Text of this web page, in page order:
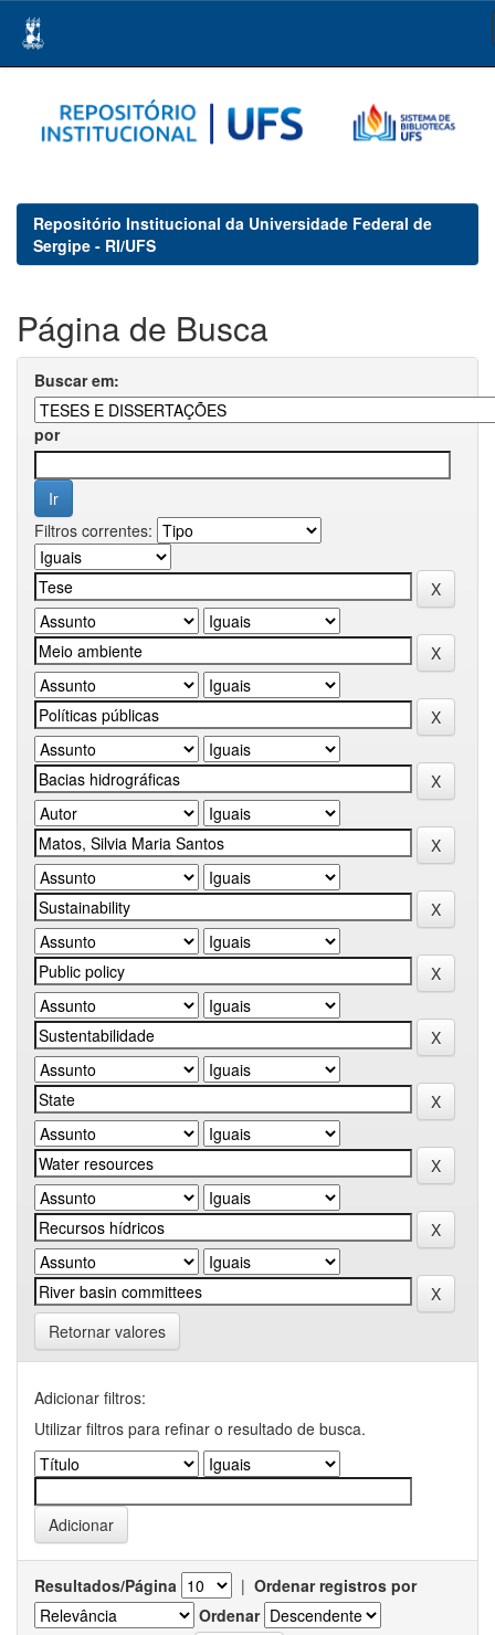
navigation
Repositório Institucional da Universidade Federal de
Sergipe - RI/UFS
Página de Busca
Buscar em:
por
Filtros correntes:
Retornar valores
Adicionar filtros:
Utilizar filtros para refinar o resultado de busca.
Resultados/Página | Ordenar registros por
Ordenar